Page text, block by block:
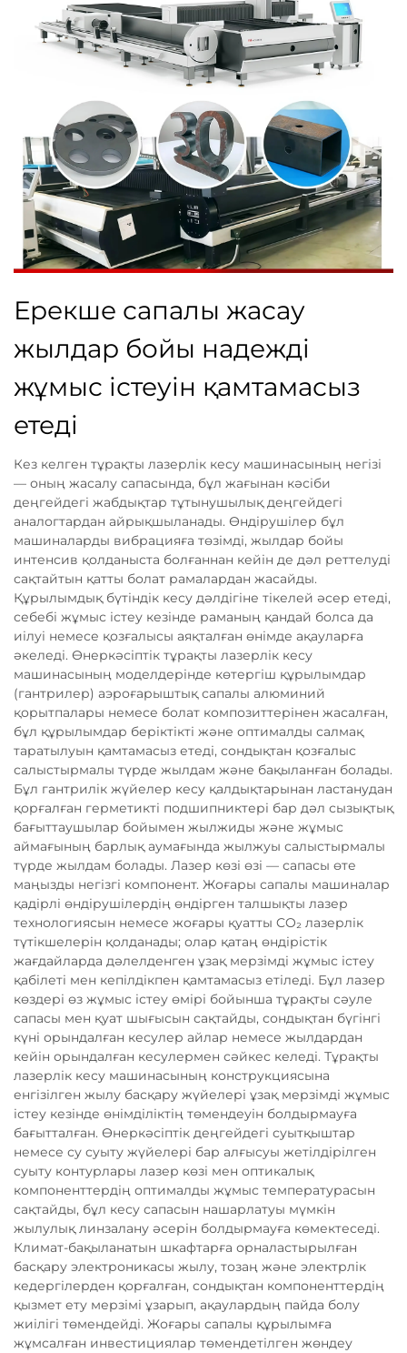
Ерекше сапалы жасау
жылдар бойы надежді
жұмыс істеуін қамтамасыз
етеді
Кез келген тұрақты лазерлік кесу машинасының негізі
— оның жасалу сапасында, бұл жағынан кәсіби
деңгейдегі жабдықтар тұтынушылық деңгейдегі
аналогтардан айрықшыланады. Өндірушілер бұл
машиналарды вибрацияға төзімді, жылдар бойы
интенсив қолданыста болғаннан кейін де дәл реттелуді
сақтайтын қатты болат рамалардан жасайды.
Құрылымдық бүтіндік кесу дәлдігіне тікелей әсер етеді,
себебі жұмыс істеу кезінде раманың қандай болса да
иілуі немесе қозғалысы аяқталған өнімде ақауларға
әкеледі. Өнеркәсіптік тұрақты лазерлік кесу
машинасының моделдерінде көтергіш құрылымдар
(гантрилер) аэроғарыштық сапалы алюминий
қорытпалары немесе болат композиттерінен жасалған,
бұл құрылымдар беріктікті және оптималды салмақ
таратылуын қамтамасыз етеді, сондықтан қозғалыс
салыстырмалы түрде жылдам және бақыланған болады.
Бұл гантрилік жүйелер кесу қалдықтарынан ластанудан
қорғалған герметикті подшипниктері бар дәл сызықтық
бағыттаушылар бойымен жылжиды және жұмыс
аймағының барлық аумағында жылжуы салыстырмалы
түрде жылдам болады. Лазер көзі өзі — сапасы өте
маңызды негізгі компонент. Жоғары сапалы машиналар
қадірлі өндірушілердің өндірген талшықты лазер
технологиясын немесе жоғары қуатты CO₂ лазерлік
түтікшелерін қолданады; олар қатаң өндірістік
жағдайларда дәлелденген ұзақ мерзімді жұмыс істеу
қабілеті мен кепілдікпен қамтамасыз етіледі. Бұл лазер
көздері өз жұмыс істеу өмірі бойынша тұрақты сәуле
сапасы мен қуат шығысын сақтайды, сондықтан бүгінгі
күні орындалған кесулер айлар немесе жылдардан
кейін орындалған кесулермен сәйкес келеді. Тұрақты
лазерлік кесу машинасының конструкциясына
енгізілген жылу басқару жүйелері ұзақ мерзімді жұмыс
істеу кезінде өнімділіктің төмендеуін болдырмауға
бағытталған. Өнеркәсіптік деңгейдегі суытқыштар
немесе су суыту жүйелері бар алғысуы жетілдірілген
суыту контурлары лазер көзі мен оптикалық
компоненттердің оптималды жұмыс температурасын
сақтайды, бұл кесу сапасын нашарлатуы мүмкін
жылулық линзалану әсерін болдырмауға көмектеседі.
Климат-бақыланатын шкафтарға орналастырылған
басқару электроникасы жылу, тозаң және электрлік
кедергілерден қорғалған, сондықтан компоненттердің
қызмет ету мерзімі ұзарып, ақаулардың пайда болу
жиілігі төмендейді. Жоғары сапалы құрылымға
жұмсалған инвестициялар төмендетілген жөндеу